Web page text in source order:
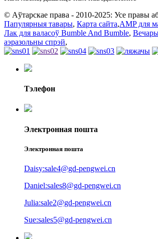
© Аўтарскае права - 2010-2025: Усе правы
Папулярныя тавары, Карта сайта,AMP для
Лак для валасоў Bumble And Bumble,
аэразольны спрэй,
Тэлефон
Электронная пошта
Электронная пошта
Daisy:sale4@gd-pengwei.cn
Daniel:sales8@gd-pengwei.cn
Julia:sale2@gd-pengwei.cn
Sue:sales5@gd-pengwei.cn